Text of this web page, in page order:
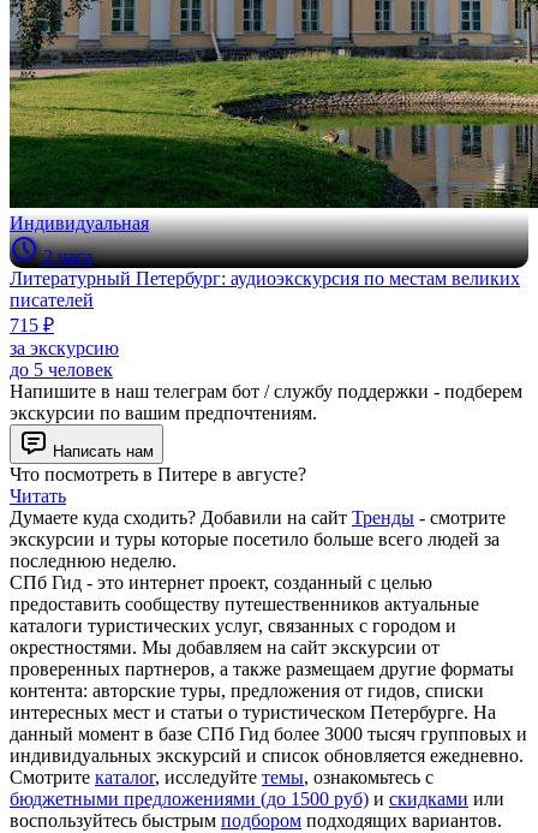
Индивидуальная
2 часа
Литературный Петербург: аудиоэкскурсия по местам великих
писателей
715 ₽
за экскурсию
до 5 человек
Напишите в наш телеграм бот / службу поддержки - подберем
экскурсии по вашим предпочтениям.
Написать нам
Что посмотреть в Питере в августе?
Читать
Думаете куда сходить? Добавили на сайт Тренды - смотрите
экскурсии и туры которые посетило больше всего людей за
последнюю неделю.
СПб Гид - это интернет проект, созданный с целью
предоставить сообществу путешественников актуальные
каталоги туристических услуг, связанных с городом и
окрестностями. Мы добавляем на сайт экскурсии от
проверенных партнеров, а также размещаем другие форматы
контента: авторские туры, предложения от гидов, списки
интересных мест и статьи о туристическом Петербурге. На
данный момент в базе СПб Гид более 3000 тысяч групповых и
индивидуальных экскурсий и список обновляется ежедневно.
Смотрите каталог, исследуйте темы, ознакомьтесь с
бюджетными предложениями (до 1500 руб) и скидками или
воспользуйтесь быстрым подбором подходящих вариантов.